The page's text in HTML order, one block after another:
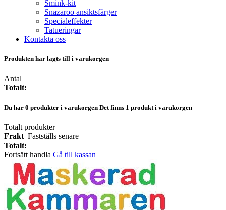
Smink-kit
Snazaroo ansiktsfärger
Specialeffekter
Tatueringar
Kontakta oss
Produkten har lagts till i varukorgen
Antal
Totalt:
Du har 0 produkter i varukorgen Det finns 1 produkt i varukorgen
Totalt produkter
Frakt Fastställs senare
Totalt:
Fortsätt handla Gå till kassan